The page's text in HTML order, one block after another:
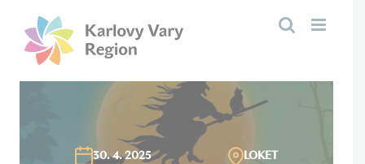
obsah
30. 4. 2025 LOKET